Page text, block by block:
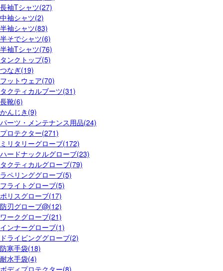
長袖Tシャツ(27)
中袖シャツ(2)
半袖シャツ(83)
半そでシャツ(6)
半袖Tシャツ(76)
タンクトップ(5)
つなぎ(19)
フットウェア(70)
タクティカルブーツ(31)
長靴(6)
かんじき(9)
パーツ・メンテナンス用品(24)
プロテクター(271)
ミリタリーグローブ(172)
ハードナックルグローブ(23)
タクティカルグローブ(79)
ラペリンググローブ(5)
フライトグローブ(5)
ポリスグローブ(17)
防刃グローブ@(12)
ワークグローブ(21)
インナーグローブ(1)
ドライビンググローブ(2)
防寒手袋(18)
耐水手袋(4)
ボディプロテクター(8)